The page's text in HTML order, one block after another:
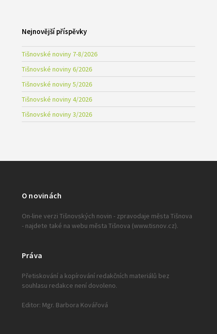
Nejnovější příspěvky
Tišnovské noviny 7-8/2026
Tišnovské noviny 6/2026
Tišnovské noviny 5/2026
Tišnovské noviny 4/2026
Tišnovské noviny 3/2026
O novinách
On-line verzi Tišnovských novin - zpravodaje města Tišnova
- najdete také na webu města Tišnova (www.tisnov.cz).
Práva
Přetiskování a kopírování redakčních materiálů bez
souhlasu redakce není dovoleno.
Editor: Mgr. Barbora Kovářová